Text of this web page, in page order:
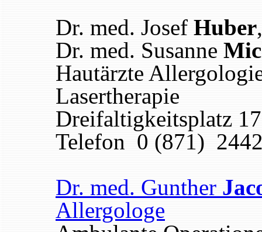
Dr. med. Josef Huber
Dr. med. Susanne
Hautärzte
Lasertherapie
Dreifaltigkeitsplatz
Telefon 0 (871)
Dr. med. Gunther
Allergologe